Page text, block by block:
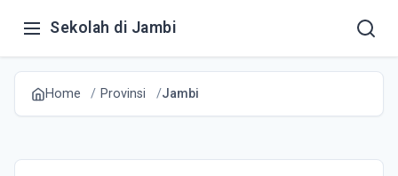
Sekolah di Jambi
Home Provinsi Jambi